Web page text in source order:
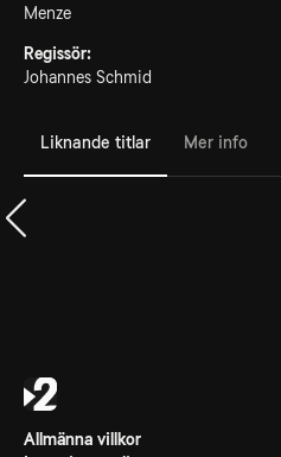
Menze
Regissör:
Johannes Schmid
Liknande titlar Mer info
Allmänna villkor